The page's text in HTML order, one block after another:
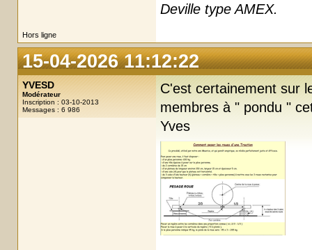
Deville type AMEX.
Hors ligne
15-04-2026 11:12:22
YVESD
Modérateur
Inscription : 03-10-2013
Messages : 6 986
C'est certainement sur
membres à " pondu "
Yves